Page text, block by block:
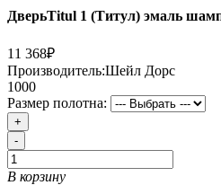
ДверьTitul 1 (Титул) эмаль
11 368₽
Производитель:Шейл Дорс
1000
Размер полотна:
+
-
В корзину